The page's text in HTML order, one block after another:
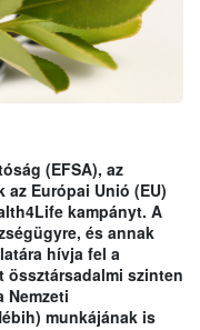
(EFSA), az
Európai Unió (EU)
kampányt. A
és annak
hívja fel a
össztársadalmi szinten
Nemzeti
munkájának is